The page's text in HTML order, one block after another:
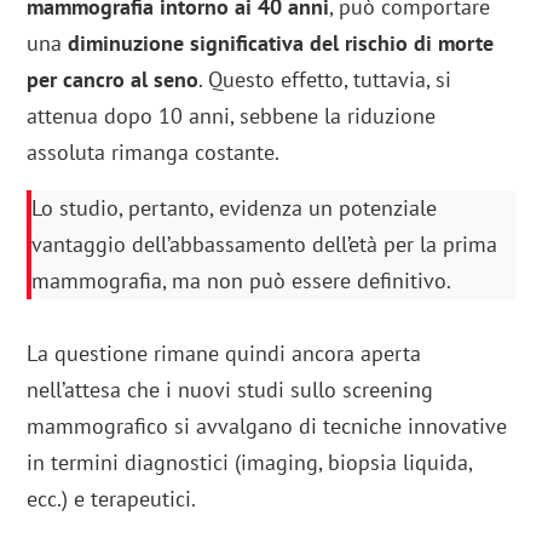
mammografia intorno ai 40 anni, può comportare
unadiminuzione significativa del rischio di morte
per cancro al seno. Questo effetto, tuttavia, si
attenua dopo 10 anni, sebbene la riduzione
assoluta rimanga costante.
Lo studio, pertanto, evidenza un potenziale
vantaggio dell’abbassamento dell’età per la prima
mammografia, ma non può essere definitivo.
La questione rimane quindi ancora aperta
nell’attesa che i nuovi studi sullo screening
mammografico si avvalgano di tecniche innovative
in termini diagnostici (imaging, biopsia liquida,
ecc.) e terapeutici.